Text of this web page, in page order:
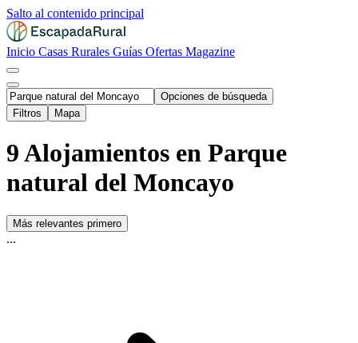
Salto al contenido principal
Inicio Casas Rurales Guías Ofertas Magazine
Opciones de búsqueda
Filtros
Mapa
9 Alojamientos en Parque
natural del Moncayo
Más relevantes primero
...